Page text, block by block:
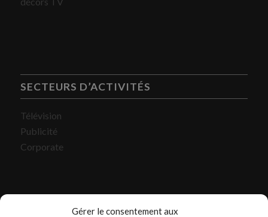
Gérer le consentement aux
SECTEURS D’ACTIVITÉS
Télévision
Publicité
Corporate